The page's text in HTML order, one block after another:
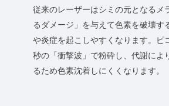
従来のレーザーはシミの元となるメ
るダメージ」を与えて色素を破壊す
や炎症を起こしやすくなります。ピ
秒の「衝撃波」で粉砕し、代謝によ
るため色素沈着しにくくなります。